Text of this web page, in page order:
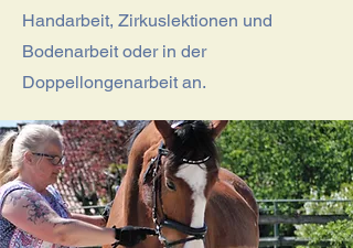
Handarbeit, Zirkuslektionen und
Bodenarbeit oder in der
Doppellongenarbeit an.